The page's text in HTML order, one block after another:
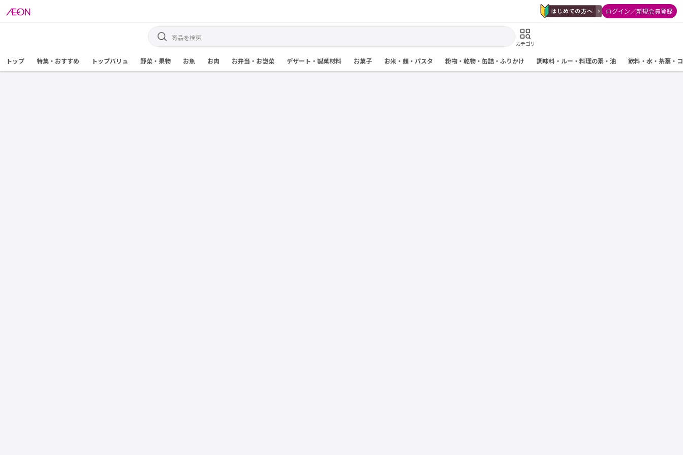
ログイン／新規会員登録
カテゴリ
トップ 特集・おすすめ トップバリュ 野菜・果物 お魚 お肉 お弁当・お惣菜 デザート・製菓材料 お菓子 お米・麺・パスタ 粉物・乾物・缶詰・ふりかけ 調味料・ルー・料理の素・油 飲料・水・茶葉・